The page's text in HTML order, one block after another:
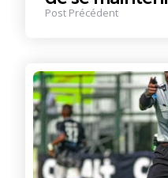
Post Précédent